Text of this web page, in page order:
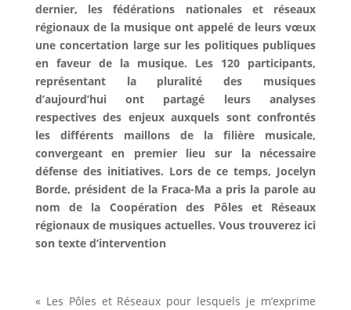
dernier, les fédérations nationales et réseaux
régionaux de la musique ont appelé de leurs vœux
une concertation large sur les politiques publiques
en faveur de la musique. Les 120 participants,
représentant la pluralité des musiques
d’aujourd’hui ont partagé leurs analyses
respectives des enjeux auxquels sont confrontés
les différents maillons de la filière musicale,
convergeant en premier lieu sur la nécessaire
défense des initiatives. Lors de ce temps, Jocelyn
Borde, président de la Fraca-Ma a pris la parole au
nom de la Coopération des Pôles et Réseaux
régionaux de musiques actuelles. Vous trouverez ici
son texte d’intervention
« Les Pôles et Réseaux pour lesquels je m’exprime